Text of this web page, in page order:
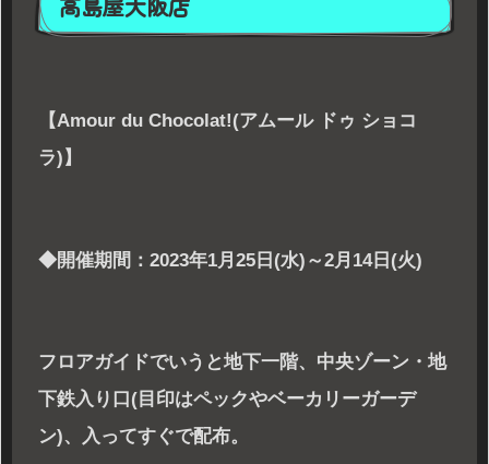
高島屋大阪店
【Amour du Chocolat!(アムール ドゥ ショコ
ラ)】
◆開催期間：2023年1月25日(水)～2月14日(火)
フロアガイドでいうと地下一階、中央ゾーン・地
下鉄入り口(目印はペックやベーカリーガーデ
ン)、入ってすぐで配布。